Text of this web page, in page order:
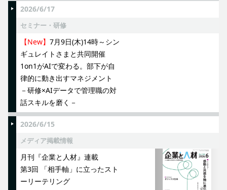
2026/6/17
セミナー・研修
【New】 7月9日(木)14時～シン
ギュレイトさまと共同開催
1on1がAIで変わる。部下が自
律的に動き出すマネジメント
－研修×AIデータで管理職の対
話スキルを磨く－
2026/6/15
メディア掲載情報
月刊『企業と人材』連載
第3回 「相手軸」に立ったスト
ーリーテリング